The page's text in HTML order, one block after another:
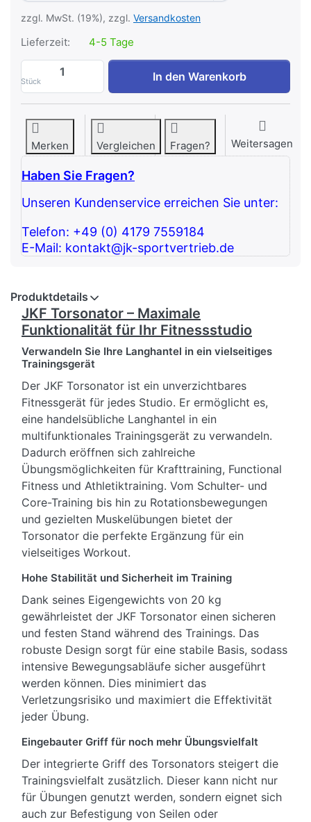
zzgl. MwSt. (19%), zzgl. Versandkosten
Lieferzeit: 4-5 Tage
Stück
JKF Torsonator zu 226,05 €, Menge 1.
In den Warenkorb
Merken Vergleichen Fragen? Weitersagen
Haben Sie Fragen?
Unseren Kundenservice erreichen Sie unter:
Telefon: +49 (0) 4179 7559184
E-Mail: kontakt@jk-sportvertrieb.de
Produktdetails
JKF Torsonator – Maximale
Funktionalität für Ihr Fitnessstudio
Verwandeln Sie Ihre Langhantel in ein vielseitiges
Trainingsgerät
Der JKF Torsonator ist ein unverzichtbares
Fitnessgerät für jedes Studio. Er ermöglicht es,
eine handelsübliche Langhantel in ein
multifunktionales Trainingsgerät zu verwandeln.
Dadurch eröffnen sich zahlreiche
Übungsmöglichkeiten für Krafttraining, Functional
Fitness und Athletiktraining. Vom Schulter- und
Core-Training bis hin zu Rotationsbewegungen
und gezielten Muskelübungen bietet der
Torsonator die perfekte Ergänzung für ein
vielseitiges Workout.
Hohe Stabilität und Sicherheit im Training
Dank seines Eigengewichts von 20 kg
gewährleistet der JKF Torsonator einen sicheren
und festen Stand während des Trainings. Das
robuste Design sorgt für eine stabile Basis, sodass
intensive Bewegungsabläufe sicher ausgeführt
werden können. Dies minimiert das
Verletzungsrisiko und maximiert die Effektivität
jeder Übung.
Eingebauter Griff für noch mehr Übungsvielfalt
Der integrierte Griff des Torsonators steigert die
Trainingsvielfalt zusätzlich. Dieser kann nicht nur
für Übungen genutzt werden, sondern eignet sich
auch zur Befestigung von Seilen oder